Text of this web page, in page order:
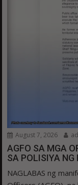
August 7, 2026
AGFO SA MGA
SA POLISIYA
NAGLABAS ng